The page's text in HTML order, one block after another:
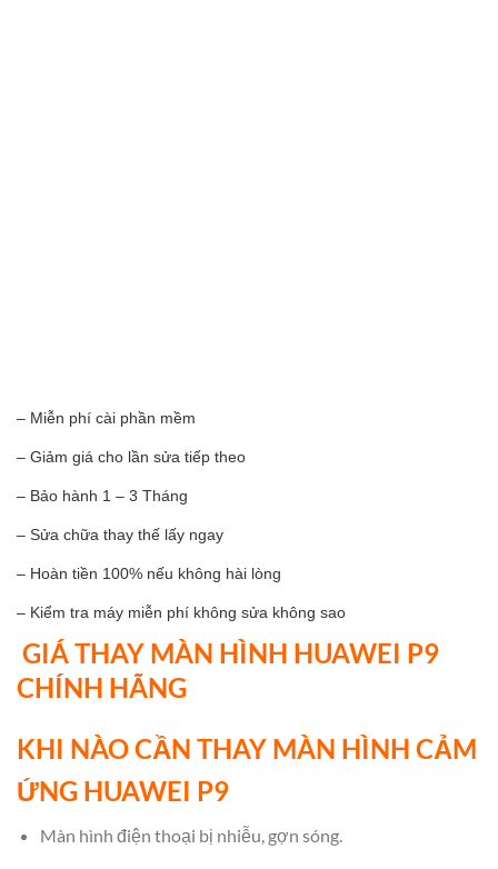
– Miễn phí cài phần mềm
– Giảm giá cho lần sửa tiếp theo
– Bảo hành 1 – 3 Tháng
– Sửa chữa thay thế lấy ngay
– Hoàn tiền 100% nếu không hài lòng
– Kiểm tra máy miễn phí không sửa không sao
GIÁ THAY MÀN HÌNH HUAWEI P9
CHÍNH HÃNG
KHI NÀO CẦN THAY MÀN HÌNH CẢM
ỨNG HUAWEI P9
Màn hình điện thoại bị nhiễu, gợn sóng.